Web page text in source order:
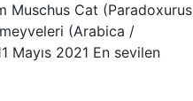
Muschus Cat (Paradoxurus
(Arabica /
Mayıs 2021 En sevilen